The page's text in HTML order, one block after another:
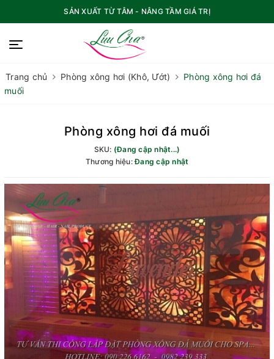
SẢN XUẤT TỪ TÂM - NÂNG TẦM GIÁ TRỊ
Trang chủ Phòng xông hơi (Khô, Ướt)
Phòng xông hơi đá
muối
Phòng xông hơi đá muối
SKU: (Đang cập nhật...)
Thương hiệu:Đang cập nhật